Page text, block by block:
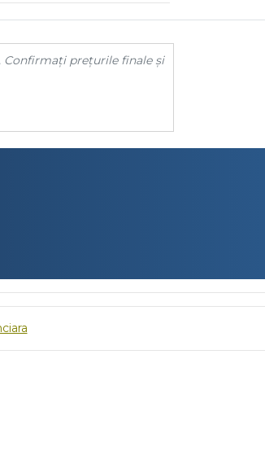
Confirmați prețurile finale și